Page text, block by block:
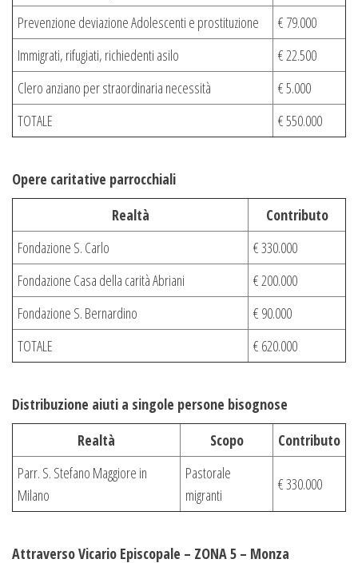
Prevenzione deviazione Adolescenti e prostituzione
€ 79.000
Immigrati, rifugiati, richiedenti asilo
€ 22.500
Clero anziano per straordinaria necessità
€ 5.000
TOTALE
€ 550.000
Opere caritative parrocchiali
Realtà
Contributo
Fondazione S. Carlo
€ 330.000
Fondazione Casa della carità Abriani
€ 200.000
Fondazione S. Bernardino
€ 90.000
TOTALE
€ 620.000
Distribuzione aiuti a singole persone bisognose
Realtà
Scopo
Contributo
Parr. S. Stefano Maggiore in
Milano
Pastorale
migranti
€ 330.000
Attraverso Vicario Episcopale – ZONA 5 – Monza